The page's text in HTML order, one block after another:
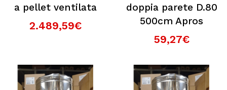
a pellet ventilata
2.489,59€
doppia parete D.80
500cm Apros
59,27€